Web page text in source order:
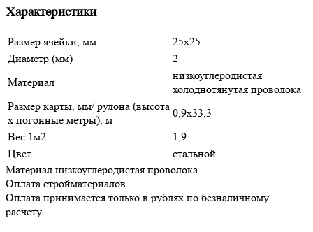
Характеристики
Размер ячейки, мм
25х25
Диаметр (мм)
2
Материал
низкоуглеродистая
холоднотянутая проволока
Размер карты, мм/ рулона (высота
х погонные метры), м
0,9х33,3
Вес 1м2
1,9
Цвет
стальной
Материал низкоуглеродистая проволока
Оплата стройматериалов
Оплата принимается только в рублях по безналичному
расчету.